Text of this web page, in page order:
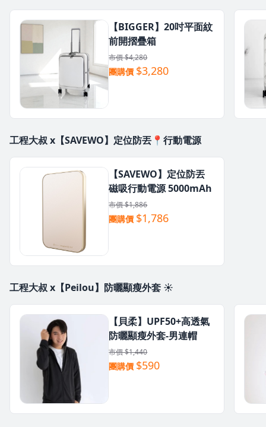
【BIGGER】20吋平面紋
前開摺疊箱
市價 $4,280
團購價 $3,280
工程大叔 x【SAVEWO】定位防丟📍行動電源
【SAVEWO】定位防丟
磁吸行動電源 5000mAh
市價 $1,886
團購價 $1,786
工程大叔 x【Peilou】防曬顯瘦外套 ☀️
【貝柔】UPF50+高透氣
防曬顯瘦外套-男連帽
市價 $1,440
團購價 $590